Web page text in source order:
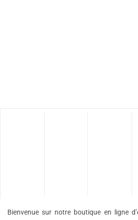
Bienvenue sur notre boutique en ligne d’